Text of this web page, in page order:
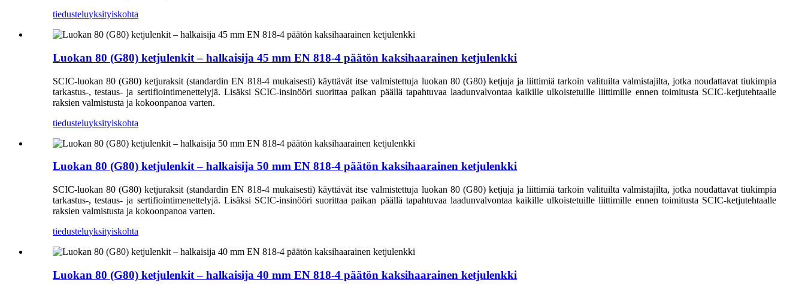
tiedusteluyksityiskohta
Luokan 80 (G80) ketjulenkit – halkaisija 45 mm EN 818-4 päätön kaksihaarainen ketjulenkki
SCIC-luokan 80 (G80) ketjuraksit (standardin EN 818-4 mukaisesti) käyttävät itse valmistettuja luokan 80 (G80) ketjuja ja liittimiä tarkoin valituilta valmistajilta, jotka noudattavat tiukimpia
tarkastus-, testaus- ja sertifiointimenettelyjä. Lisäksi SCIC-insinööri suorittaa paikan päällä tapahtuvaa laadunvalvontaa kaikille ulkoistetuille liittimille ennen toimitusta SCIC-ketjutehtaalle
raksien valmistusta ja kokoonpanoa varten.
tiedusteluyksityiskohta
Luokan 80 (G80) ketjulenkit – halkaisija 50 mm EN 818-4 päätön kaksihaarainen ketjulenkki
SCIC-luokan 80 (G80) ketjuraksit (standardin EN 818-4 mukaisesti) käyttävät itse valmistettuja luokan 80 (G80) ketjuja ja liittimiä tarkoin valituilta valmistajilta, jotka noudattavat tiukimpia
tarkastus-, testaus- ja sertifiointimenettelyjä. Lisäksi SCIC-insinööri suorittaa paikan päällä tapahtuvaa laadunvalvontaa kaikille ulkoistetuille liittimille ennen toimitusta SCIC-ketjutehtaalle
raksien valmistusta ja kokoonpanoa varten.
tiedusteluyksityiskohta
Luokan 80 (G80) ketjulenkit – halkaisija 40 mm EN 818-4 päätön kaksihaarainen ketjulenkki